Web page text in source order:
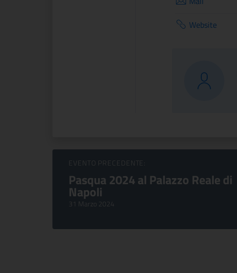
Website
Sfoglia Eventi
EVENTO PRECEDENTE:
Pasqua 2024 al Palazzo Reale di
Napoli
31 Marzo 2024